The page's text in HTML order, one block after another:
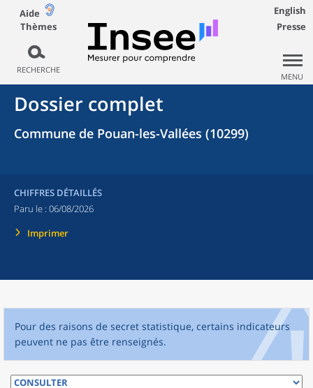
Aide
Thèmes
RECHERCHE
English
Presse
MENU
Dossier complet
Commune de Pouan-les-Vallées (10299)
CHIFFRES DÉTAILLÉS
Paru le : 06/08/2026
Imprimer
Pour des raisons de secret statistique, certains indicateurs
peuvent ne pas être renseignés.